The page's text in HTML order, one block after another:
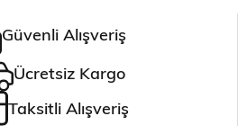
Güvenli Alışveriş
Ücretsiz Kargo
Taksitli Alışveriş